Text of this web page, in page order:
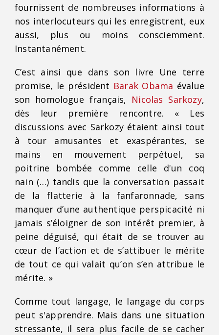
fournissent de nombreuses informations à
nos interlocuteurs qui les enregistrent, eux
aussi, plus ou moins consciemment.
Instantanément.
C’est ainsi que dans son livre Une terre
promise, le président Barak Obama évalue
son homologue français, Nicolas Sarkozy,
dès leur première rencontre. « Les
discussions avec Sarkozy étaient ainsi tout
à tour amusantes et exaspérantes, se
mains en mouvement perpétuel, sa
poitrine bombée comme celle d'un coq
nain (…) tandis que la conversation passait
de la flatterie à la fanfaronnade, sans
manquer d’une authentique perspicacité ni
jamais s’éloigner de son intérêt premier, à
peine déguisé, qui était de se trouver au
cœur de l’action et de s’attibuer le mérite
de tout ce qui valait qu’on s’en attribue le
mérite. »
Comme tout langage, le langage du corps
peut s'apprendre. Mais dans une situation
stressante, il sera plus facile de se cacher